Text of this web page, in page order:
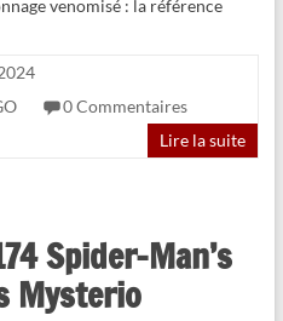
venomisé : la référence
0 Commentaires
Lire la suite
Spider-Man’s
Mysterio